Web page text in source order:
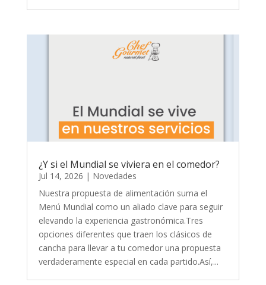
¿Y si el Mundial se viviera en el comedor?
Jul 14, 2026 | Novedades
Nuestra propuesta de alimentación suma el
Menú Mundial como un aliado clave para seguir
elevando la experiencia gastronómica.Tres
opciones diferentes que traen los clásicos de
cancha para llevar a tu comedor una propuesta
verdaderamente especial en cada partido.Así,...